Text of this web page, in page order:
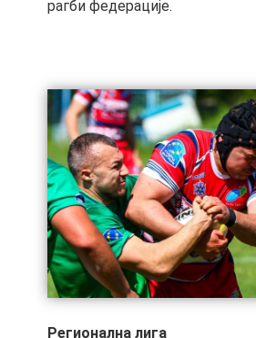
рагби федерације.
Регионална лига